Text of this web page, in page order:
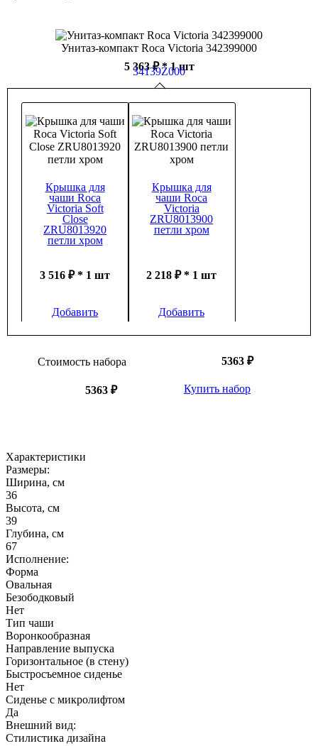
Унитаз-компакт Roca Victoria 342399000
5 363 ₽* 1 шт
Крышка для
чаши Roca
Victoria Soft
Close
ZRU8013920
петли хром
3 516 ₽ * 1 шт
Добавить
Крышка для
чаши Roca
Victoria
ZRU8013900
петли хром
2 218 ₽ * 1 шт
Добавить
Стоимость набора 5363 ₽
5363 ₽ Купить набор
Характеристики
Размеры:
Ширина, см
36
Высота, см
39
Глубина, см
67
Исполнение:
Форма
Овальная
Безободковый
Нет
Тип чаши
Воронкообразная
Направление выпуска
Горизонтальное (в стену)
Быстросъемное сиденье
Нет
Сиденье с микролифтом
Да
Внешний вид:
Стилистика дизайна